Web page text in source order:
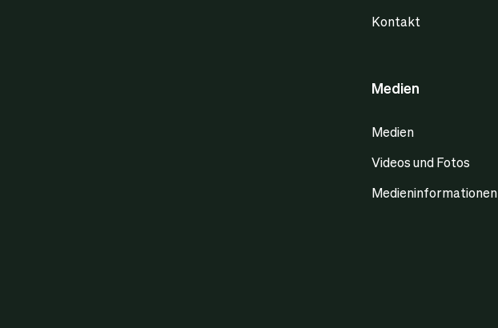
Kontakt
Medien
Medien
Videos und Fotos
Medieninformationen